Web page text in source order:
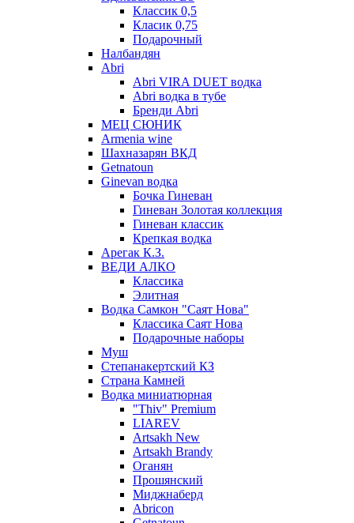
Классик 0,5
Класик 0,75
Подарочный
Налбандян
Abri
Abri VIRA DUET водка
Abri водка в тубе
Бренди Abri
МЕЦ СЮНИК
Armenia wine
Шахназарян ВКД
Getnatoun
Ginevan водка
Бочка Гиневан
Гиневан Золотая коллекция
Гиневан классик
Крепкая водка
Арегак К.З.
ВЕДИ АЛКО
Классика
Элитная
Водка Самкон "Саят Нова"
Классика Саят Нова
Подарочные наборы
Муш
Степанакертский КЗ
Страна Камней
Водка миниатюрная
"Thiv" Premium
LIAREV
Artsakh New
Artsakh Brandy
Оганян
Прошянский
Миджнаберд
Abricon